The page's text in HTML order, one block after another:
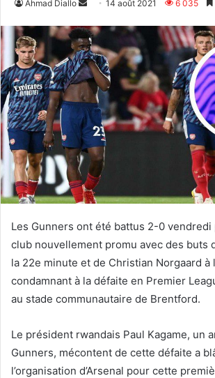
Ahmad Diallo
Envoyer
courriel
14 août 2021 6 035
Les Gunners ont été battus 2-0
club nouvellement promu avec des buts
la 22e minute et de Christian Norgaard à
condamnant à la défaite en Premier
au stade communautaire de Brentford.
Le président rwandais Paul Kagame, un
Gunners, mécontent de cette défaite a
l’organisation d’Arsenal pour cette